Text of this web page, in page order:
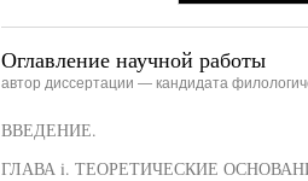
Оглавление научной работы
автор диссертации — кандидата
ВВЕДЕНИЕ.
ГЛАВА i. ТЕОРЕТИЧЕСКИЕ